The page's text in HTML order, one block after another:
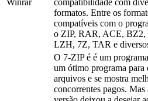
Winrar
compatibilidade com
formatos. Entre os
compatíveis com o
o ZIP, RAR, ACE, BZ2,
LZH, 7Z, TAR e
O 7-ZIP é é um
um ótimo programa para
arquivos e se mostra
concorrentes pagos. Mas